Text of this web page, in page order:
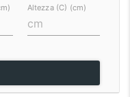
Altezza (C) (cm)